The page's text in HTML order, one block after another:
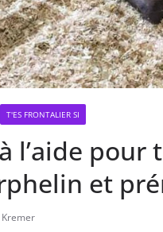
T'ES FRONTALIER SI
l’aide
et
Kremer